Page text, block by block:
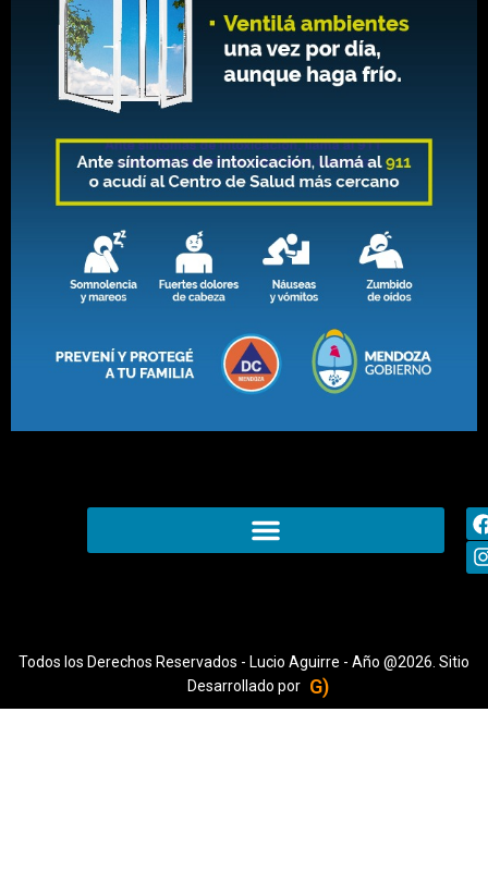
Todos los Derechos Reservados - Lucio Aguirre - Año @2026. Sitio
Desarrollado por G)